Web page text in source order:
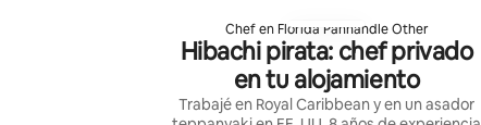
Chef en Florida Panhandle Other
Hibachi pirata: chef privado
en tu alojamiento
Trabajé en Royal Caribbean y en un asador